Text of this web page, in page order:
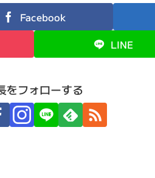
Facebook
LINE
をフォローする